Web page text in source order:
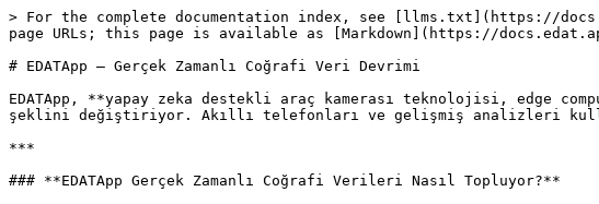
> For the complete documentation index, see [llms.txt](https://
page URLs; this page is available as [Markdown](https://
# EDATApp – Gerçek Zamanlı Coğrafi Veri Devrimi
EDATApp, **yapay zeka destekli araç kamerası teknolojisi, edge
şeklini değiştiriyor. Akıllı telefonları ve gelişmiş analizleri
***
### **EDATApp Gerçek Zamanlı Coğrafi Verileri Nasıl Topluyor?**